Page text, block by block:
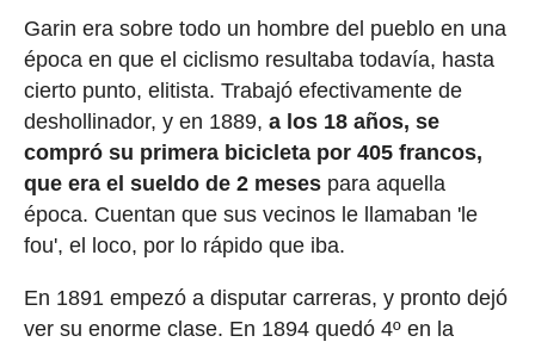
Garin era sobre todo un hombre del pueblo en una
época en que el ciclismo resultaba todavía, hasta
cierto punto, elitista. Trabajó efectivamente de
deshollinador, y en 1889, a los 18 años, se
compró su primera bicicleta por 405 francos,
que era el sueldo de 2 mesespara aquella
época. Cuentan que sus vecinos le llamaban 'le
fou', el loco, por lo rápido que iba.
En 1891 empezó a disputar carreras, y pronto dejó
ver su enorme clase. En 1894 quedó 4º en la